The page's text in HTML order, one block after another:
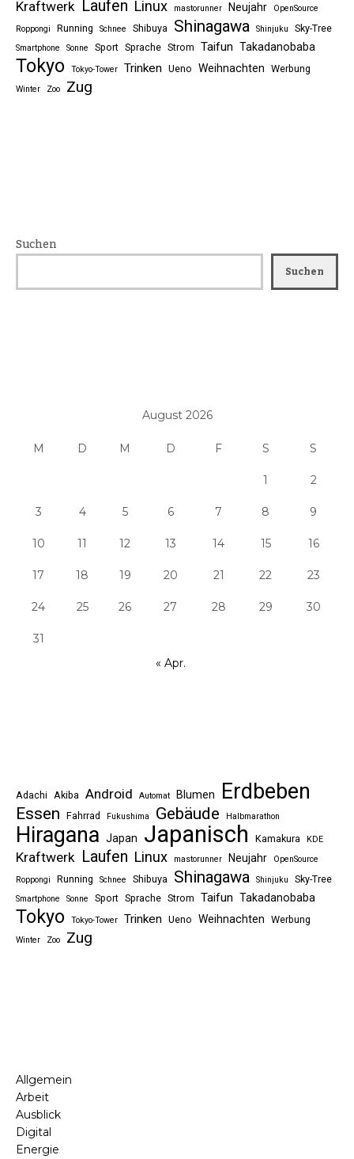
Kraftwerk Laufen Linux mastorunner Neujahr
OpenSource
Roppongi
Running Schnee Shibuya Shinagawa Shinjuku Sky-Tree
Smartphone Sonne Sport Sprache Strom Taifun Takadanobaba
Tokyo Tokyo-Tower Trinken Ueno Weihnachten Werbung
Winter Zoo Zug
Suchen
Suchen
August 2026
M D M D F S S
1 2
3 4 5 6 7 8 9
10 11 12 13 14 15 16
17 18 19 20 21 22 23
24 25 26 27 28 29 30
31
« Apr.
Adachi Akiba Android Automat Blumen Erdbeben
Essen Fahrrad Fukushima Gebäude Halbmarathon
Hiragana Japan Japanisch Kamakura KDE
Kraftwerk Laufen Linux mastorunner Neujahr
OpenSource
Roppongi
Running Schnee Shibuya Shinagawa Shinjuku Sky-Tree
Smartphone Sonne Sport Sprache Strom Taifun Takadanobaba
Tokyo Tokyo-Tower Trinken Ueno Weihnachten Werbung
Winter Zoo Zug
Allgemein
Arbeit
Ausblick
Digital
Energie